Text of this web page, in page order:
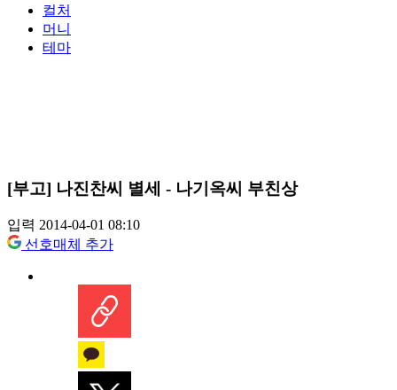
컬처
머니
테마
[부고] 나진찬씨 별세 - 나기옥씨 부친상
입력 2014-04-01 08:10
선호매체 추가